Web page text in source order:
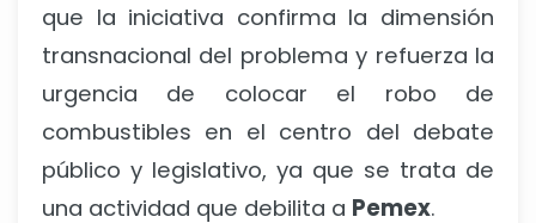
que la iniciativa confirma la dimensión
transnacional del problema y refuerza la
urgencia de colocar el robo de
combustibles en el centro del debate
público y legislativo, ya que se trata de
una actividad que debilita a Pemex.